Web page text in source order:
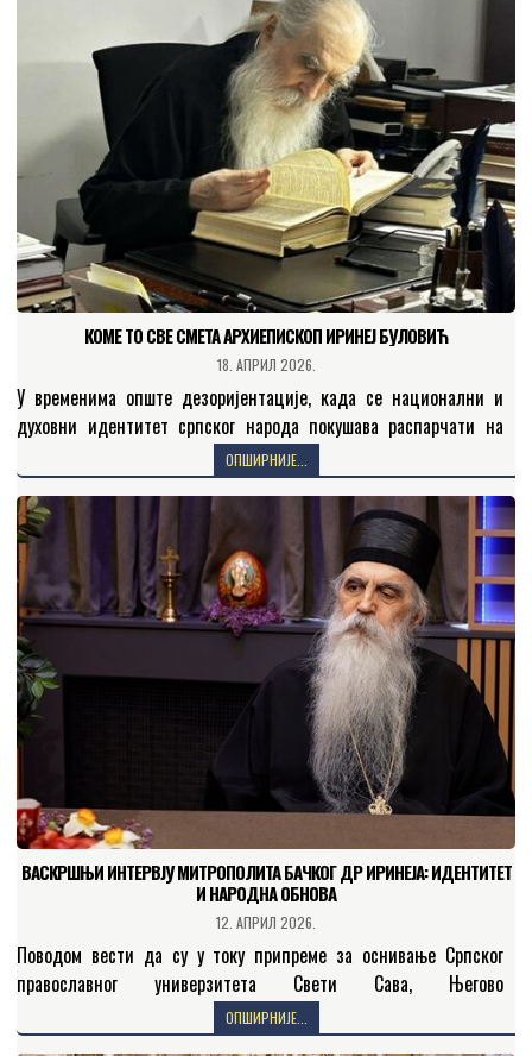
КОМЕ ТО СВЕ СМЕТА AРХИЕПИСКОП ИРИНЕЈ БУЛОВИЋ
18. АПРИЛ 2026.
У временима опште дезоријентације, када се национални и
духовни идентитет српског народа покушава распарчати на
ситне, локалне и међусобно супротстављене провинцијализме,
лик и дело Епископа…
ОПШИРНИЈЕ...
ВАСКРШЊИ ИНТЕРВЈУ МИТРОПОЛИТА БАЧКОГ ДР ИРИНЕЈА: ИДЕНТИТЕТ
И НАРОДНА ОБНОВА
12. АПРИЛ 2026.
Поводом вести да су у току припреме за оснивање Српског
православног универзитета Свети Сава, Његово
Високопреосвештенство Митрополит новосадски и бачки г. др
Иринеј је у…
ОПШИРНИЈЕ...